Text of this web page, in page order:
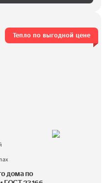
дома по
Тепло по выгодной цене